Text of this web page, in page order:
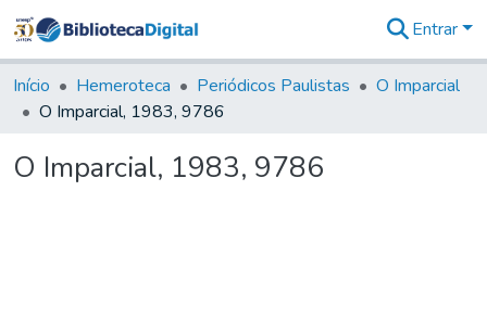
&
Coleções
Tudo na
Digital
Entrar
Início Hemeroteca Periódicos Paulistas
O Imparcial
O Imparcial, 1983, 9786
O Imparcial, 1983, 9786